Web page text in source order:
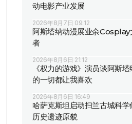
动电影产业发展
2026年8月7日 09:12
阿斯塔纳动漫展业余Cosplay
者
2026年8月6日 21:12
《权力的游戏》演员谈阿斯
的一切都让我喜欢
2026年8月6日 16:49
哈萨克斯坦启动扫兰古城科学
历史遗迹原貌